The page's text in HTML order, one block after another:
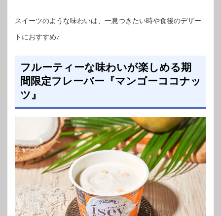
スイーツのような味わいは、一息つきたい時や食後のデザー
トにおすすめ♪
フルーティーな味わいが楽しめる期
間限定フレーバー『マンゴーココナッ
ツ』